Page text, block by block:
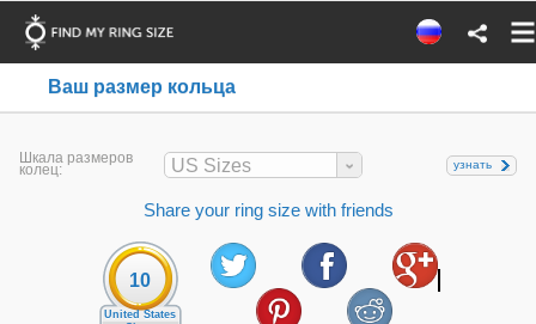
Ваш размер кольца
Шкала размеров
колец: US Sizes узнать
Share your ring size with friends
10
United States